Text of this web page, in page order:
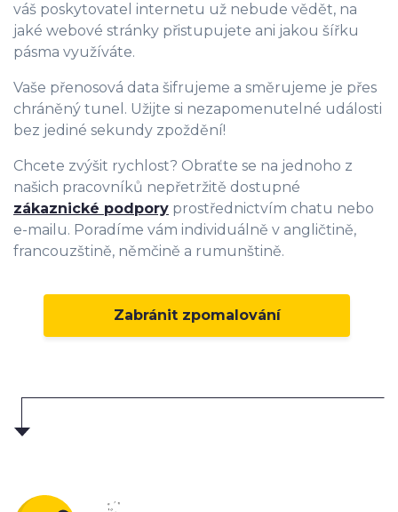
váš poskytovatel internetu už nebude vědět, na
jaké webové stránky přistupujete ani jakou šířku
pásma využíváte.
Vaše přenosová data šifrujeme a směrujeme je přes
chráněný tunel. Užijte si nezapomenutelné události
bez jediné sekundy zpoždění!
Chcete zvýšit rychlost? Obraťte se na jednoho z
našich pracovníků nepřetržitě dostupné
zákaznické podpory prostřednictvím chatu nebo
e-mailu. Poradíme vám individuálně v angličtině,
francouzštině, němčině a rumunštině.
Zabránit zpomalování